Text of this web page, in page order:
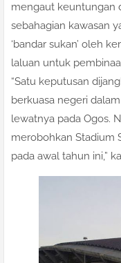
mengaut keuntungan
sebahagian kawasan
‘bandar sukan’ oleh
laluan untuk
“Satu keputusan
berkuasa negeri
lewatnya pada Ogos.
merobohkan Stadium
pada awal tahun ini,”